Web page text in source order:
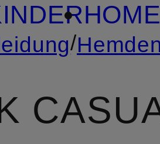
/Hemden